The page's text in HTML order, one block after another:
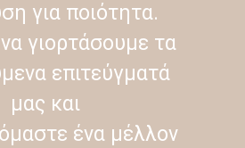
για ποιότητα.
γιορτάσουμε τα
επιτεύγματά
μας και
ένα μέλλον